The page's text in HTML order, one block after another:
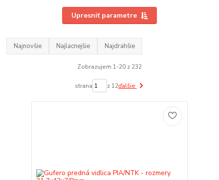
Upresniť parametre
Najnovšie Najlacnejšie Najdrahšie
Zobrazujem 1-20 z 232
strana z 12ďalšie